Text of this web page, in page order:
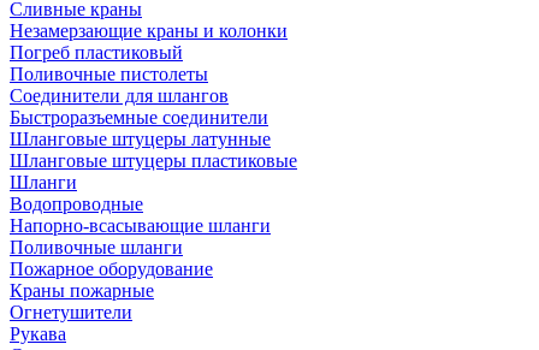
Сливные краны
Незамерзающие краны и колонки
Погреб пластиковый
Поливочные пистолеты
Соединители для шлангов
Быстроразъемные соединители
Шланговые штуцеры латунные
Шланговые штуцеры пластиковые
Шланги
Водопроводные
Напорно-всасывающие шланги
Поливочные шланги
Пожарное оборудование
Краны пожарные
Огнетушители
Рукава